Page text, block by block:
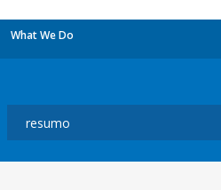
What We Do